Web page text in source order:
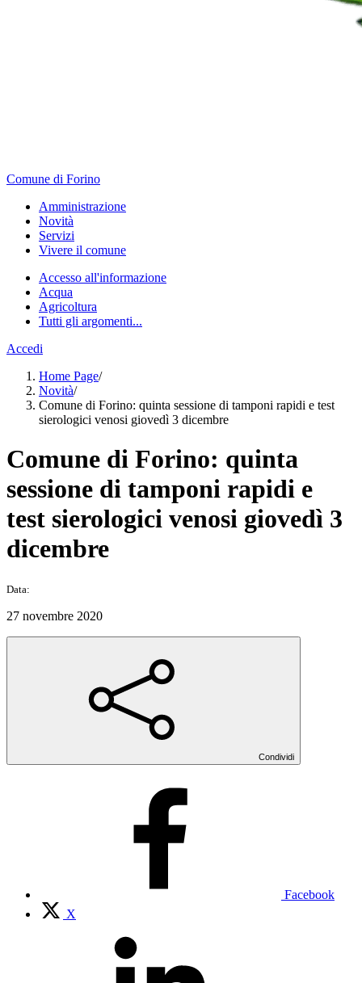
Comune di Forino
Amministrazione
Novità
Servizi
Vivere il comune
Accesso all'informazione
Acqua
Agricoltura
Tutti gli argomenti...
Accedi
Home Page/
Novità/
Comune di Forino: quinta sessione di tamponi rapidi e test
sierologici venosi giovedì 3 dicembre
Comune di Forino: quinta
sessione di tamponi rapidi e
test sierologici venosi giovedì 3
dicembre
Data:
27 novembre 2020
Condividi
Facebook
X